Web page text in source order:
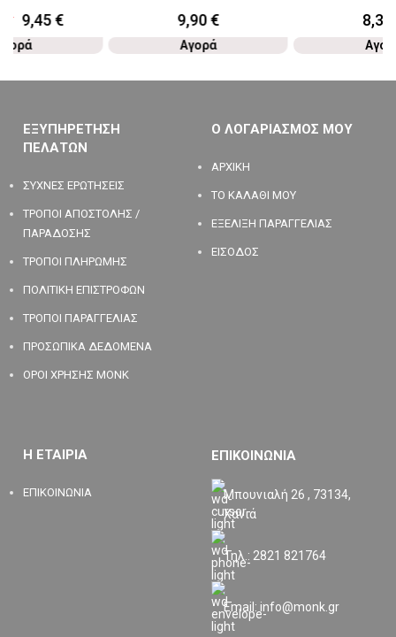
€ 9,45€ 9,90€
Αγορά
8,30
ΕΞΥΠΗΡΕΤΗΣΗ
ΠΕΛΑΤΩΝ
ΣΥΧΝΕΣ ΕΡΩΤΗΣΕΙΣ
ΤΡΟΠΟΙ ΑΠΟΣΤΟΛΗΣ /
ΠΑΡΑΔΟΣΗΣ
ΤΡΟΠΟΙ ΠΛΗΡΩΜΗΣ
ΠΟΛΙΤΙΚΗ ΕΠΙΣΤΡΟΦΩΝ
ΤΡΟΠΟΙ ΠΑΡΑΓΓΕΛΙΑΣ
ΠΡΟΣΩΠΙΚΑ ΔΕΔΟΜΕΝΑ
ΟΡΟΙ ΧΡΗΣΗΣ MONK
Ο ΛΟΓΑΡΙΑΣΜΟΣ ΜΟΥ
ΑΡΧΙΚΗ
ΤΟ ΚΑΛΑΘΙ ΜΟΥ
ΕΞΕΛΙΞΗ ΠΑΡΑΓΓΕΛΙΑΣ
ΕΙΣΟΔΟΣ
Η ΕΤΑΙΡΙΑ
ΕΠΙΚΟΙΝΩΝΙΑ
ΕΠΙΚΟΙΝΩΝΙΑ
Μπουνιαλή 26 , 73134,
Χανιά
Τηλ.: 2821 821764
Email: info@monk.gr